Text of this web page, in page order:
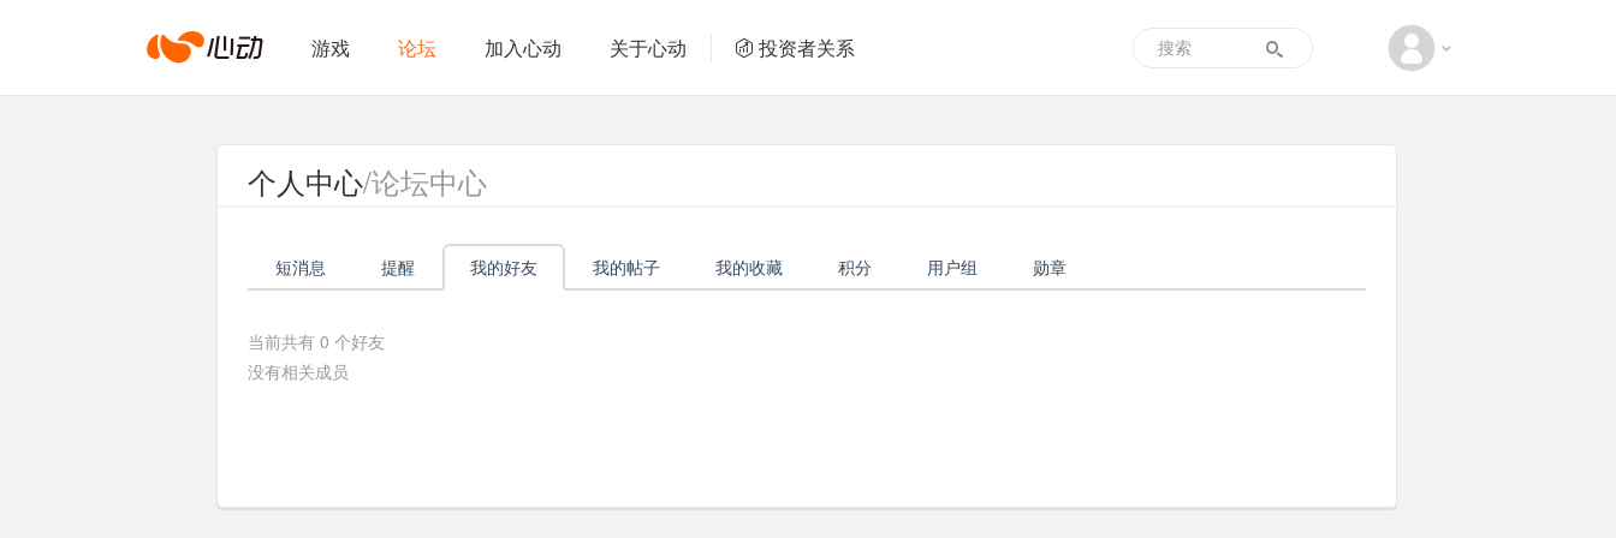
心
动
络
游戏 论坛 加入心动 关于心动 投资者关系
个人中心/论坛中心
短消息 提醒 我的好友 我的帖子 我的收藏 积分 用户组 勋章
当前共有 0 个好友
没有相关成员